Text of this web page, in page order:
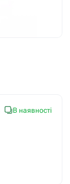
В наявності